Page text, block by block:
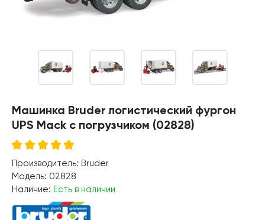
Машинка Bruder логистический фургон
UPS Mack с погрузчиком (02828)
Производитель: Bruder
Модель: 02828
Наличие: Есть в наличии